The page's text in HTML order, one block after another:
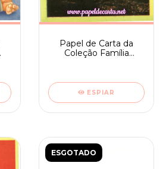
Papel de Carta da
Coleção Família
ESPIAR
ESGOTADO